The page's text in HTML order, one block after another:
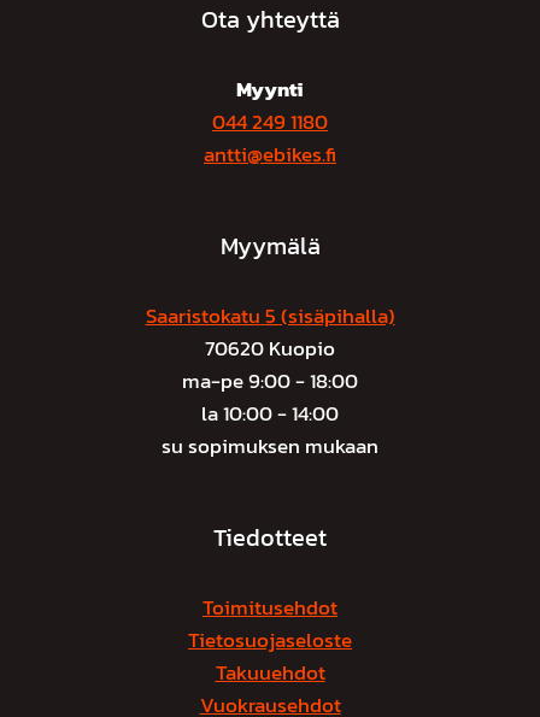
Ota yhteyttä
Myynti
044 249 1180
antti@ebikes.fi
Myymälä
Saaristokatu 5 (sisäpihalla)
70620 Kuopio
ma-pe 9:00 - 18:00
la 10:00 - 14:00
su sopimuksen mukaan
Tiedotteet
Toimitusehdot
Tietosuojaseloste
Takuuehdot
Vuokrausehdot